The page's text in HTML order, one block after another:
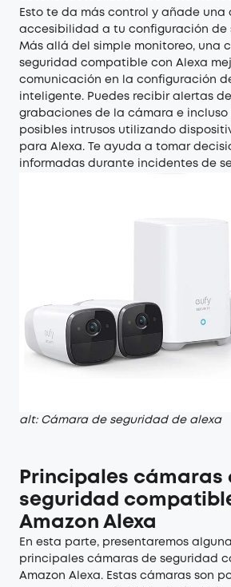
Esto te da más control y añade una
accesibilidad a tu configuración de
Más allá del simple monitoreo, una
seguridad compatible con Alexa
comunicación en la configuración
inteligente. Puedes recibir alertas
grabaciones de la cámara e incluso
posibles intrusos utilizando
para Alexa. Te ayuda a tomar
informadas durante incidentes de
alt: Cámara de seguridad de alexa
Principales cámaras
seguridad
Amazon Alexa
En esta parte, presentaremos
principales cámaras de seguridad
Amazon Alexa. Estas cámaras son